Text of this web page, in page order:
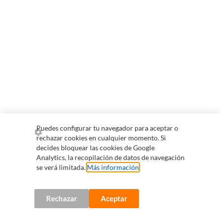
Puedes configurar tu navegador para aceptar o
rechazar cookies en cualquier momento. Si
decides bloquear las cookies de Google
Analytics, la recopilación de datos de navegación
se verá limitada. Más información
Rechazar Aceptar